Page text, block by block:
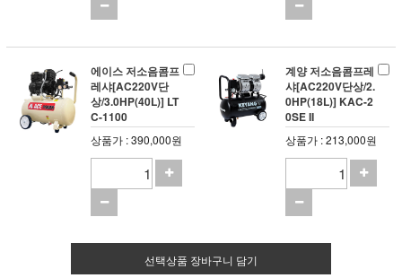
에이스 저소음콤프
레샤[AC220V단
상/3.0HP(40L)] LT
C-1100
상품가 : 390,000원
계양 저소음콤프레
샤[AC220V단상/2.
0HP(18L)] KAC-2
0SE II
상품가 : 213,000원
선택상품 장바구니 담기